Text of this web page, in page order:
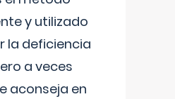
y utilizado
la deficiencia
a veces
aconseja en